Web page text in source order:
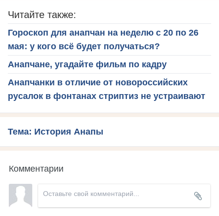
Читайте также:
Гороскоп для анапчан на неделю с 20 по 26
мая: у кого всё будет получаться?
Анапчане, угадайте фильм по кадру
Анапчанки в отличие от новороссийских
русалок в фонтанах стриптиз не устраивают
Тема: История Анапы
Комментарии